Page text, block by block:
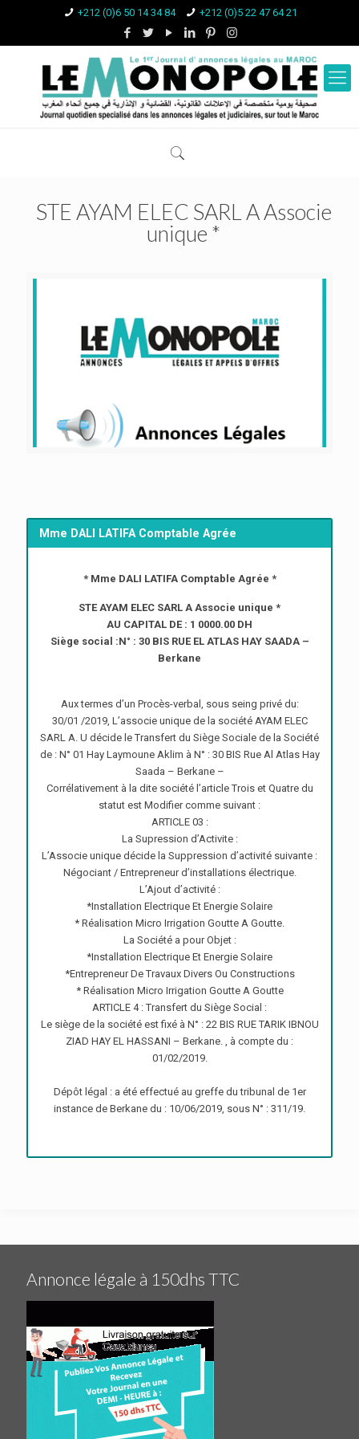
+212 (0)6 50 14 34 84 +212 (0)5 22 47 64 21
STE AYAM ELEC SARL A Associe
unique *
Mme DALI LATIFA Comptable Agrée
* Mme DALI LATIFA Comptable Agrée *
STE AYAM ELEC SARL A Associe unique *
AU CAPITAL DE : 1 0000.00 DH
Siège social :N° : 30 BIS RUE EL ATLAS HAY SAADA –
Berkane
Aux termes d’un Procès-verbal, sous seing privé du:
30/01 /2019, L’associe unique de la société AYAM ELEC
SARL A. U décide le Transfert du Siège Sociale de la Société
de : N° 01 Hay Laymoune Aklim à N° : 30 BIS Rue Al Atlas Hay
Saada – Berkane –
Corrélativement à la dite société l’article Trois et Quatre du
statut est Modifier comme suivant :
ARTICLE 03 :
La Supression d’Activite :
L’Associe unique décide la Suppression d’activité suivante :
Négociant / Entrepreneur d’installations électrique.
L’Ajout d’activité :
*Installation Electrique Et Energie Solaire
* Réalisation Micro Irrigation Goutte A Goutte.
La Société a pour Objet :
*Installation Electrique Et Energie Solaire
*Entrepreneur De Travaux Divers Ou Constructions
* Réalisation Micro Irrigation Goutte A Goutte
ARTICLE 4 : Transfert du Siège Social :
Le siège de la société est fixé à N° : 22 BIS RUE TARIK IBNOU
ZIAD HAY EL HASSANI – Berkane. , à compte du :
01/02/2019.
Dépôt légal : a été effectué au greffe du tribunal de 1er
instance de Berkane du : 10/06/2019, sous N° : 311/19.
Annonce légale à 150dhs TTC